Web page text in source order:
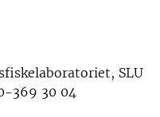
SLU
369 30 04